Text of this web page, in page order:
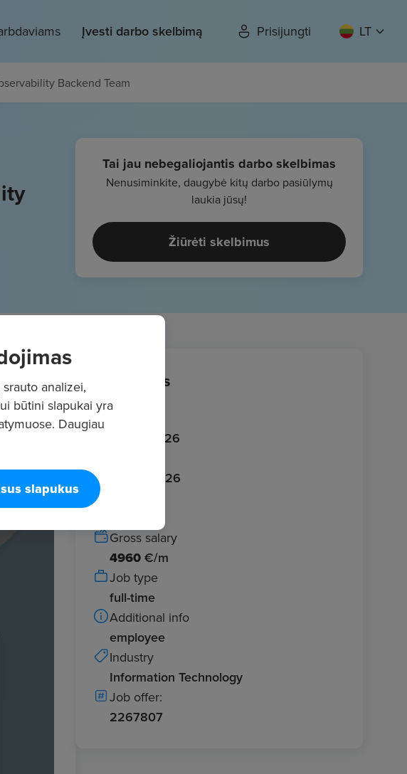
Įvesti darbo skelbimą Prisijungti LT
Backend Team
Tai jau nebegaliojantis darbo skelbimas
Nenusiminkite, daugybė kitų darbo pasiūlymų
laukia jūsų!
Žiūrėti skelbimus
Job details
27/05/2026
26/06/2026
Gross salary
4960 €/m
Job type
full-time
Additional info
employee
Industry
Information Technology
Job offer:
2267807
analizei,
būtini slapukai yra
Daugiau
slapukus